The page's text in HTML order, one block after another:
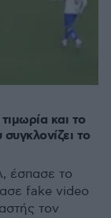
και το
το
έσπασε το
fake video
τον